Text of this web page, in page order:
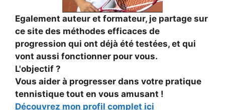
Egalement auteur et formateur, je partage sur
ce site des méthodes efficaces de
progression qui ont déjà été testées, et qui
vont aussi fonctionner pour vous.
L'objectif ?
Vous aider à progresser dans votre pratique
tennistique tout en vous amusant !
Découvrez mon profil complet ici